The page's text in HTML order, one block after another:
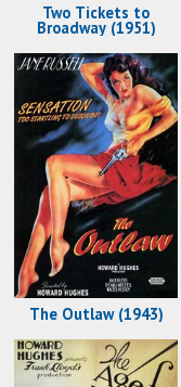
Two Tickets to
Broadway (1951)
The Outlaw (1943)